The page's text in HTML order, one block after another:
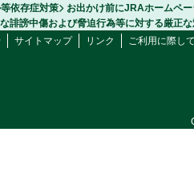
依存症対策
お出かけ前にJRAホームペ
誹謗中傷および脅迫行為等に対する厳正
サイトマップ リンク ご利用に際し